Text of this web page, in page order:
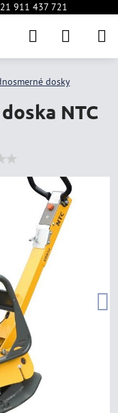
911 437 721
dosky
NTC